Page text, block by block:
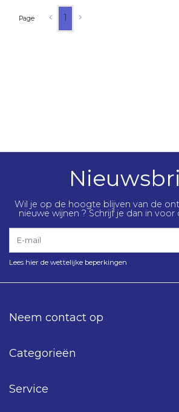
Page 1
Wil je op de hoogte blijven van de
nieuwe wijnen ? Schrijf je dan in voor
Lees hier de wettelijke beperkingen
Neem contact op
Categorieën
Service